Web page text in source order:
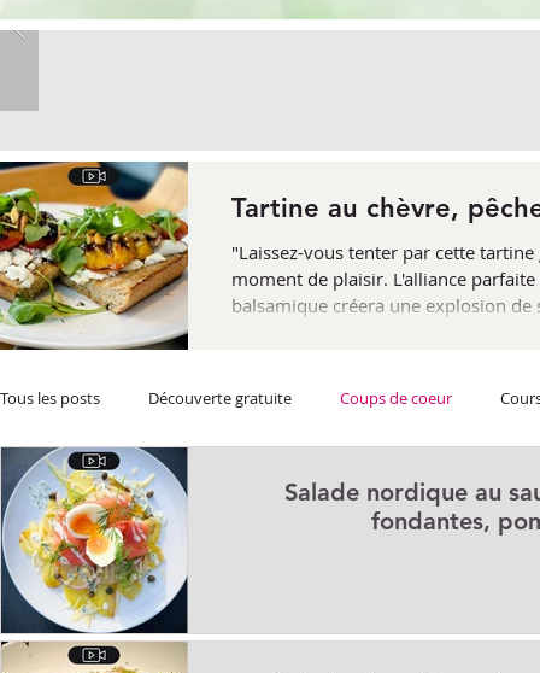
Tartine au chèvre,
"Laissez-vous tenter par cette
moment de plaisir. L'alliance
balsamique créera une explosion
Tous les posts Découverte gratuite Coups de coeur
Apéritifs Barbecue / Plancha Collations Desserts
Facile à réchauffer
Salade nordique au
fondantes,